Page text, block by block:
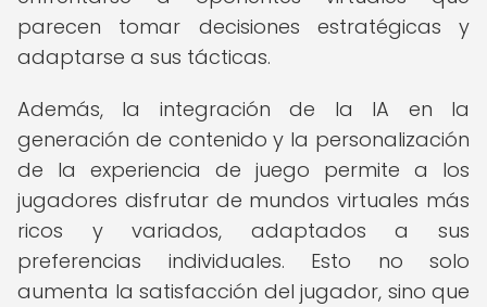
parecen tomar decisiones estratégicas y
adaptarse a sus tácticas.
Además, la integración de la IA en la
generación de contenido y la personalización
de la experiencia de juego permite a los
jugadores disfrutar de mundos virtuales más
ricos y variados, adaptados a sus
preferencias individuales. Esto no solo
aumenta la satisfacción del jugador, sino que